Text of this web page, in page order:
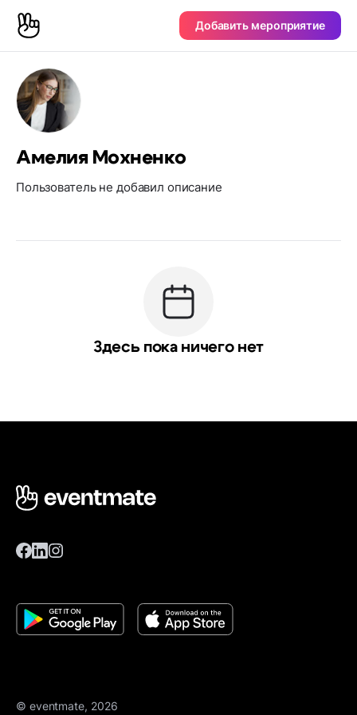
Добавить мероприятие
Амелия Мохненко
Пользователь не добавил описание
Здесь пока ничего нет
© eventmate, 2026